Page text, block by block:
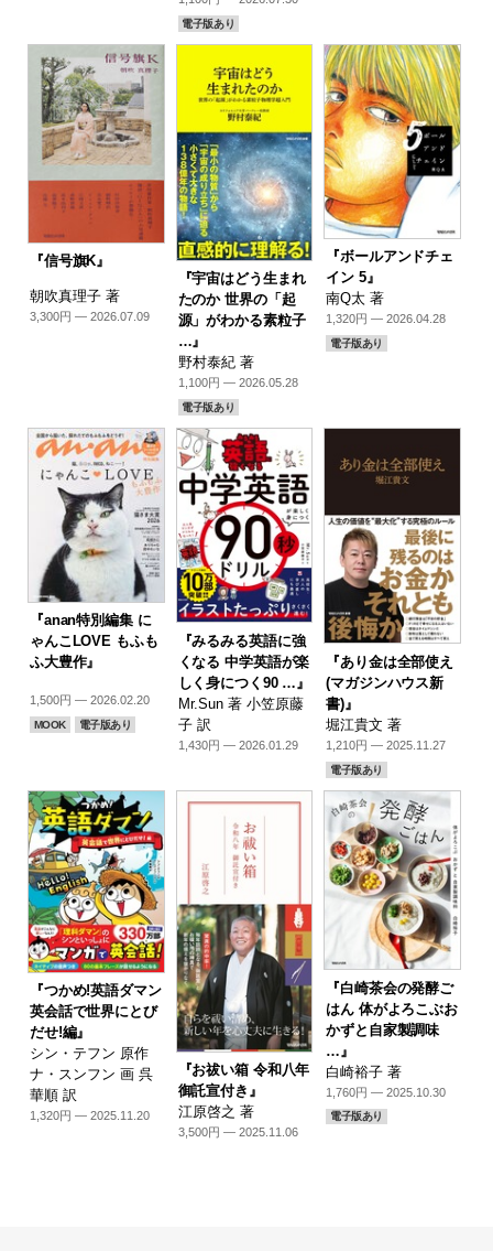
電子版あり
『信号旗K』
朝吹真理子 著
3,300円 — 2026.07.09
『宇宙はどう生まれ
たのか 世界の「起
源」がわかる素粒子
…』
野村泰紀 著
1,100円 — 2026.05.28
電子版あり
『ボールアンドチェ
イン 5』
南Q太 著
1,320円 — 2026.04.28
電子版あり
『anan特別編集 に
ゃんこLOVE もふも
ふ大豊作』
1,500円 — 2026.02.20
MOOK 電子版あり
『みるみる英語に強
くなる 中学英語が楽
しく身につく90 …』
Mr.Sun 著 小笠原藤
子 訳
1,430円 — 2026.01.29
『あり金は全部使え
(マガジンハウス新
書)』
堀江貴文 著
1,210円 — 2025.11.27
電子版あり
『つかめ!英語ダマン
英会話で世界にとび
だせ!編』
シン・テフン 原作
ナ・スンフン 画 呉
華順 訳
1,320円 — 2025.11.20
『お祓い箱 令和八年
御託宣付き』
江原啓之 著
3,500円 — 2025.11.06
『白崎茶会の発酵ご
はん 体がよろこぶお
かずと自家製調味
…』
白崎裕子 著
1,760円 — 2025.10.30
電子版あり